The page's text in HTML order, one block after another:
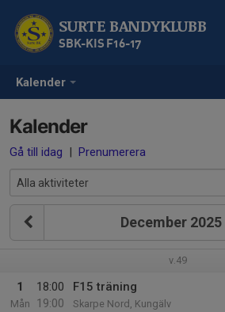
Kalender
SURTE BANDYKLUBB
SBK-KIS F16-17
Kalender
Gå till idag | Prenumerera
December 2025
v.49
1
Mån
18:00
19:00
F15 träning
Skarpe Nord, Kungälv